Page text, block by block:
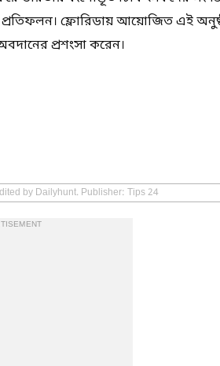
ফ্লোরিডায় আয়োজিত এই
প্রশংসা করেন।
by Dailyhunt. Publisher: Tips 24